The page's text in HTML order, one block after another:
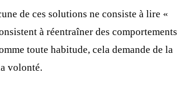
de ces solutions ne consiste à lire «
à réentraîner des comportements
toute habitude, cela demande de la
volonté.